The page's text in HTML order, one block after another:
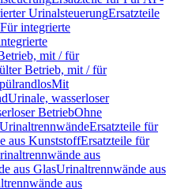
UrinalsteuerungErsatzteile
Für integrierte
mit / für
Betrieb, mit / für
Mit
Urinale, wasserloser
BetriebOhne
UrinaltrennwändeErsatzteile für
aus KunststoffErsatzteile für
aus
aus GlasUrinaltrennwände aus
aus